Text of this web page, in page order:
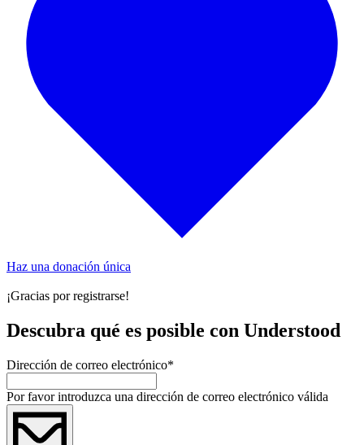
Haz una donación única
¡Gracias por registrarse!
Descubra qué es posible con Understood
Dirección de correo electrónico*
Por favor introduzca una dirección de correo electrónico válida